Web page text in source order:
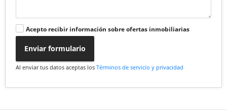
Acepto recibir información sobre ofertas inmobiliarias
Enviar formulario
Al enviar tus datos aceptas los Términos de servicio y privacidad